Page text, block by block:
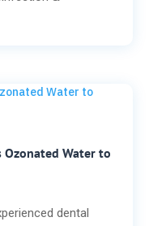
Ozonated Water to
dental